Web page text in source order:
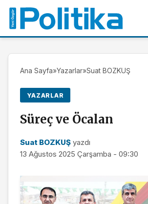
Ana Sayfa»Yazarlar»Suat BOZKUŞ
YAZARLAR
Süreç ve Öcalan
Suat BOZKUŞ yazdı
13 Ağustos 2025 Çarşamba - 09:30